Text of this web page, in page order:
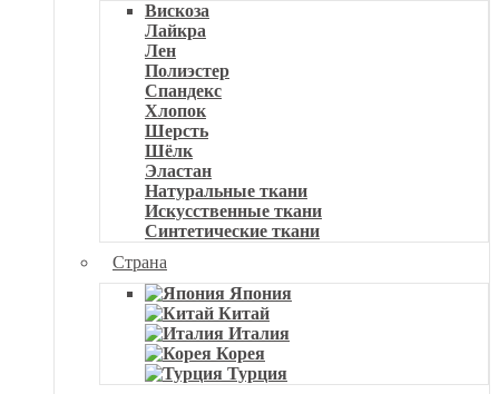
Вискоза
Лайкра
Лен
Полиэстер
Спандекс
Хлопок
Шерсть
Шёлк
Эластан
Натуральные ткани
Искусственные ткани
Синтетические ткани
Страна
Япония
Китай
Италия
Корея
Турция